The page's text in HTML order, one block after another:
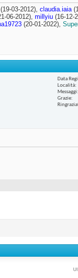
(19-03-2012), claudia.iaia
06-2012), millyiu (16-12-
(20-01-2022),
Data
Località
Messaggi
Grazie